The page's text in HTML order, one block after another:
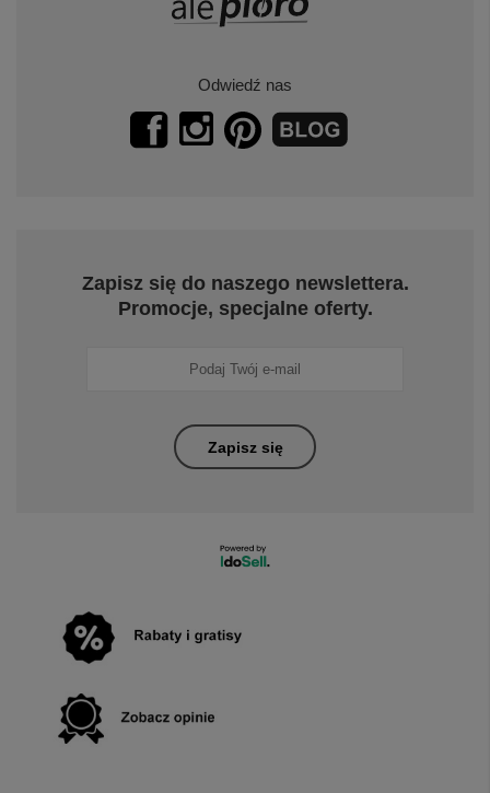
Odwiedź nas
Zapisz się do naszego newslettera.
Promocje, specjalne oferty.
Zapisz się